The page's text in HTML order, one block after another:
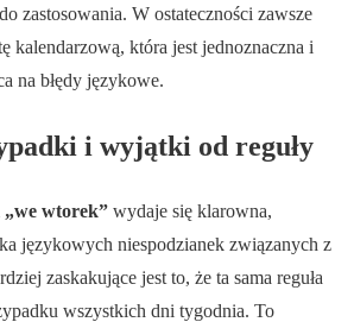
zastosowania. W ostateczności zawsze
kalendarzową, która jest jednoznaczna i
na błędy językowe.
i wyjątki od reguły
„we wtorek” wydaje się klarowna,
językowych niespodzianek związanych z
zaskakujące jest to, że ta sama reguła
wszystkich dni tygodnia. To